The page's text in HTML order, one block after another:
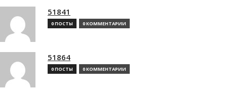
51841
0 ПОСТЫ 0 КОММЕНТАРИИ
51864
0 ПОСТЫ 0 КОММЕНТАРИИ